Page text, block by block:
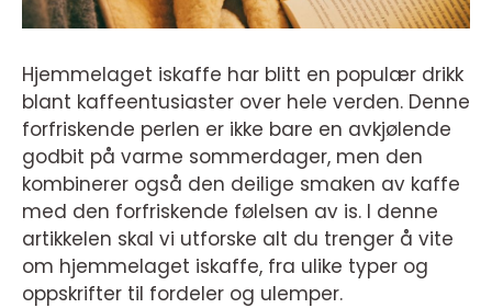
Hjemmelaget iskaffe har blitt en populær drikk
blant kaffeentusiaster over hele verden. Denne
forfriskende perlen er ikke bare en avkjølende
godbit på varme sommerdager, men den
kombinerer også den deilige smaken av kaffe
med den forfriskende følelsen av is. I denne
artikkelen skal vi utforske alt du trenger å vite
om hjemmelaget iskaffe, fra ulike typer og
oppskrifter til fordeler og ulemper.